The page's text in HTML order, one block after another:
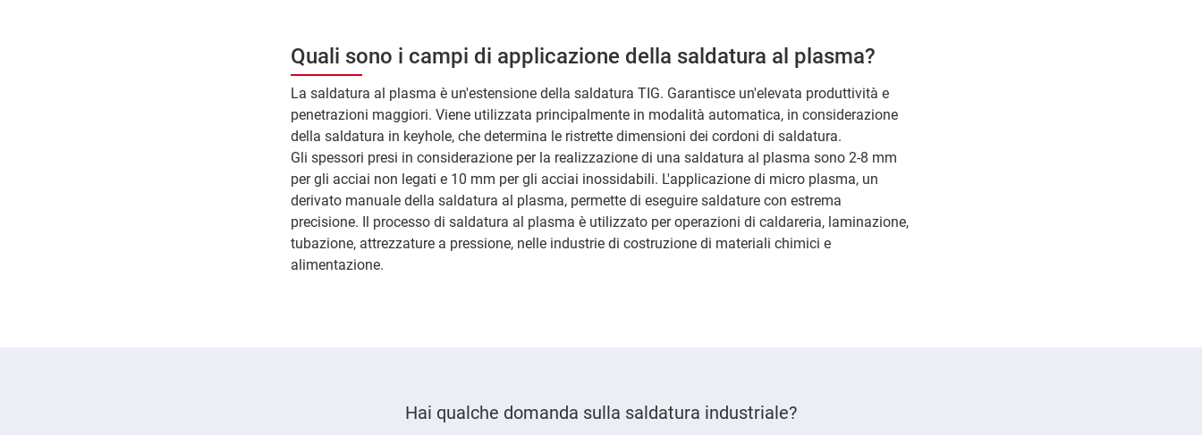
Quali sono i campi di applicazione della saldatura al plasma?
La saldatura al plasma è un'estensione della saldatura TIG. Garantisce un'elevata produttività e
penetrazioni maggiori. Viene utilizzata principalmente in modalità automatica, in considerazione
della saldatura in keyhole, che determina le ristrette dimensioni dei cordoni di saldatura.
Gli spessori presi in considerazione per la realizzazione di una saldatura al plasma sono 2-8 mm
per gli acciai non legati e 10 mm per gli acciai inossidabili. L'applicazione di micro plasma, un
derivato manuale della saldatura al plasma, permette di eseguire saldature con estrema
precisione. Il processo di saldatura al plasma è utilizzato per operazioni di caldareria, laminazione,
tubazione, attrezzature a pressione, nelle industrie di costruzione di materiali chimici e
alimentazione.
Hai qualche domanda sulla saldatura industriale?